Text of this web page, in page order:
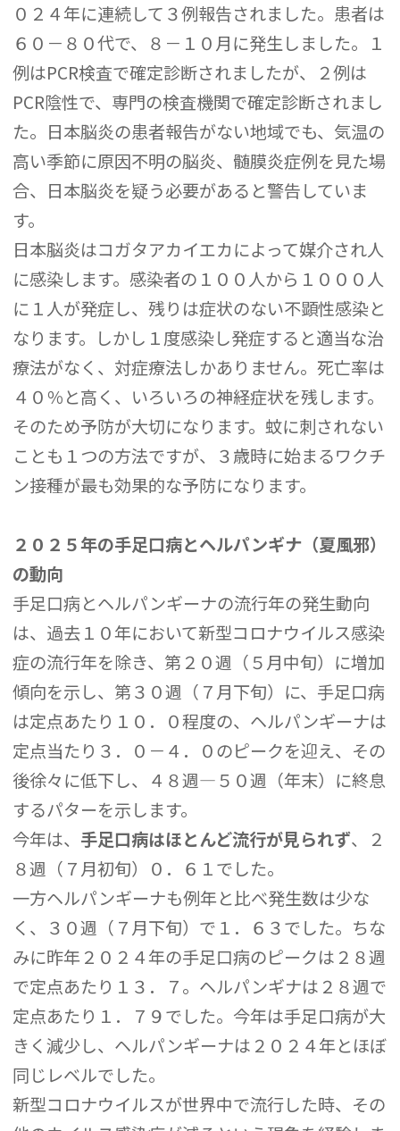
０２４年に連続して３例報告されました。患者は
６０－８０代で、８－１０月に発生しました。１
例はPCR検査で確定診断されましたが、２例は
PCR陰性で、専門の検査機関で確定診断されまし
た。日本脳炎の患者報告がない地域でも、気温の
高い季節に原因不明の脳炎、髄膜炎症例を見た場
合、日本脳炎を疑う必要があると警告していま
す。
日本脳炎はコガタアカイエカによって媒介され人
に感染します。感染者の１００人から１０００人
に１人が発症し、残りは症状のない不顕性感染と
なります。しかし１度感染し発症すると適当な治
療法がなく、対症療法しかありません。死亡率は
４０％と高く、いろいろの神経症状を残します。
そのため予防が大切になります。蚊に刺されない
ことも１つの方法ですが、３歳時に始まるワクチ
ン接種が最も効果的な予防になります。
２０２５年の手足口病とヘルパンギナ（夏風邪）
の動向
手足口病とヘルパンギーナの流行年の発生動向
は、過去１０年において新型コロナウイルス感染
症の流行年を除き、第２０週（５月中旬）に増加
傾向を示し、第３０週（７月下旬）に、手足口病
は定点あたり１０．０程度の、ヘルパンギーナは
定点当たり３．０－４．０のピークを迎え、その
後徐々に低下し、４８週―５０週（年末）に終息
するパターを示します。
今年は、 手足口病はほとんど流行が見られず、２
８週（７月初旬）０．６１でした。
一方ヘルパンギーナも例年と比べ発生数は少な
く、３０週（７月下旬）で１．６３でした。ちな
みに昨年２０２４年の手足口病のピークは２８週
で定点あたり１３．７。ヘルパンギナは２８週で
定点あたり１．７９でした。今年は手足口病が大
きく減少し、ヘルパンギーナは２０２４年とほぼ
同じレベルでした。
新型コロナウイルスが世界中で流行した時、その